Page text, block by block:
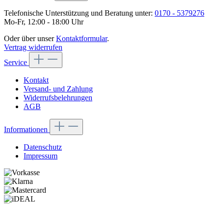
Telefonische Unterstützung und Beratung unter: 0170 - 5379276
Mo-Fr, 12:00 - 18:00 Uhr
Oder über unserKontaktformular.
Vertrag widerrufen
Service
Kontakt
Versand- und Zahlung
Widerrufsbelehrungen
AGB
Informationen
Datenschutz
Impressum